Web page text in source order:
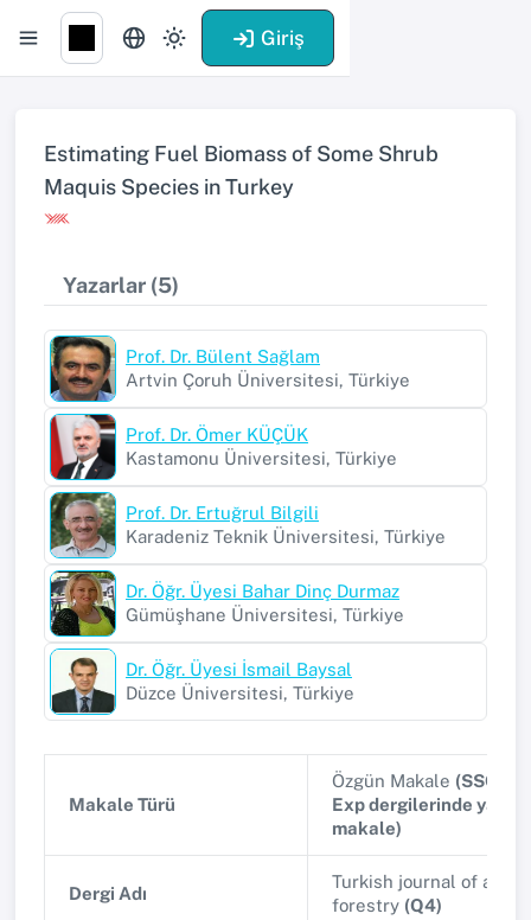
Giriş
Estimating Fuel Biomass of Some Shrub
Maquis Species in Turkey
Yazarlar (5)
Prof. Dr. Bülent Sağlam
Artvin Çoruh Üniversitesi, Türkiye
Prof. Dr. Ömer KÜÇÜK
Kastamonu Üniversitesi, Türkiye
Prof. Dr. Ertuğrul Bilgili
Karadeniz Teknik Üniversitesi, Türkiye
Dr. Öğr. Üyesi Bahar Dinç Durmaz
Gümüşhane Üniversitesi, Türkiye
Dr. Öğr. Üyesi İsmail Baysal
Düzce Üniversitesi, Türkiye
Makale Türü
Özgün Makale (SSCI,
Exp dergilerinde
makale)
Dergi Adı
Turkish journal of
forestry (Q4)